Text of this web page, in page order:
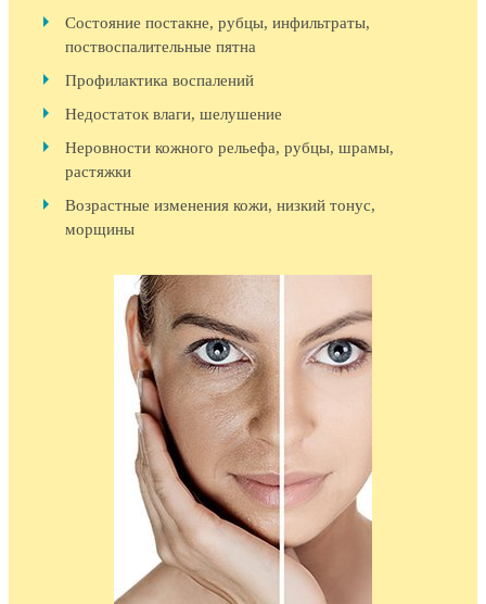
Состояние постакне, рубцы, инфильтраты,
поствоспалительные пятна
Профилактика воспалений
Недостаток влаги, шелушение
Неровности кожного рельефа, рубцы, шрамы,
растяжки
Возрастные изменения кожи, низкий тонус,
морщины